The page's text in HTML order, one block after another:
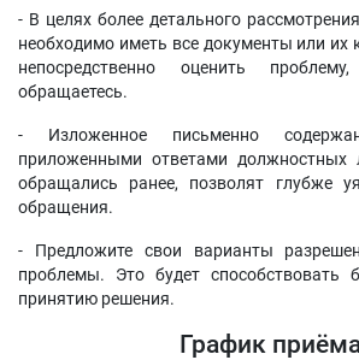
- В целях более детального
необходимо иметь все документы или
непосредственно оценить
обращаетесь.
- Изложенное письменно
приложенными ответами
обращались ранее, позволят глубже
обращения.
- Предложите свои варианты
проблемы. Это будет способствовать
принятию решения.
График